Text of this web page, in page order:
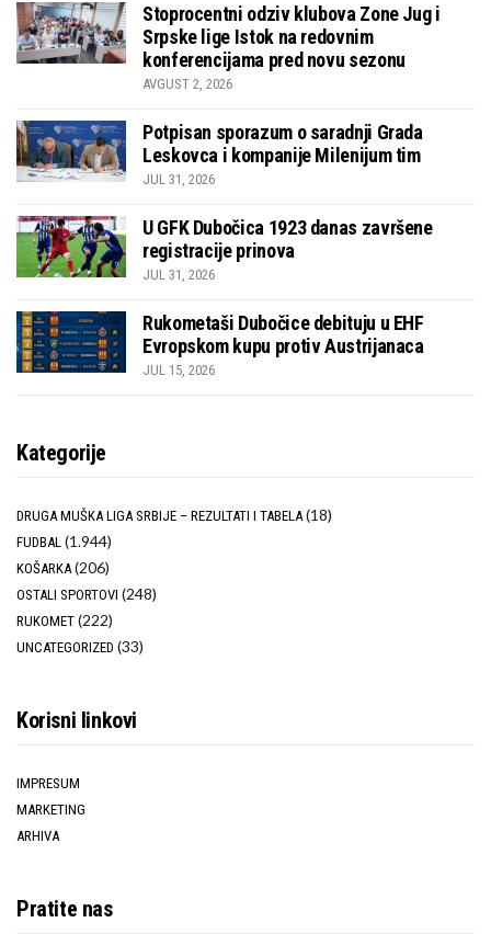
Stoprocentni odziv klubova Zone Jug i
Srpske lige Istok na redovnim
konferencijama pred novu sezonu
AVGUST 2, 2026
Potpisan sporazum o saradnji Grada
Leskovca i kompanije Milenijum tim
JUL 31, 2026
U GFK Dubočica 1923 danas završene
registracije prinova
JUL 31, 2026
Rukometaši Dubočice debituju u EHF
Evropskom kupu protiv Austrijanaca
JUL 15, 2026
Kategorije
DRUGA MUŠKA LIGA SRBIJE – REZULTATI I TABELA (18)
FUDBAL (1.944)
KOŠARKA (206)
OSTALI SPORTOVI (248)
RUKOMET (222)
UNCATEGORIZED (33)
Korisni linkovi
IMPRESUM
MARKETING
ARHIVA
Pratite nas